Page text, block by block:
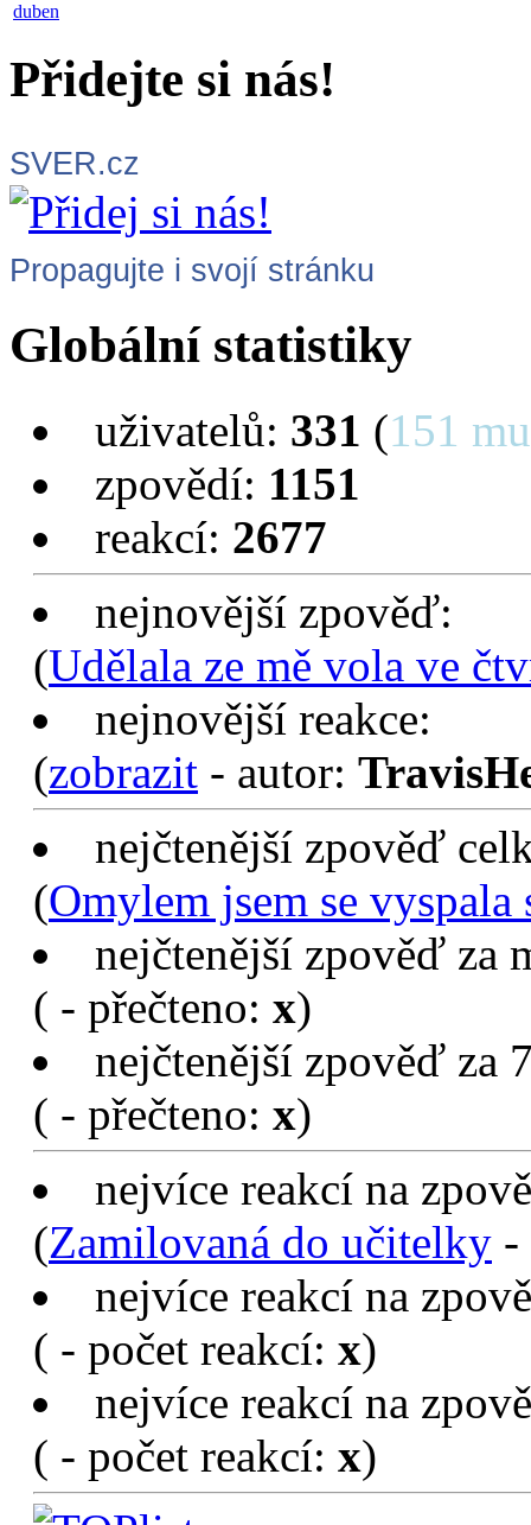
duben
Přidejte si nás!
SVER.cz
Propagujte i svojí stránku
Globální statistiky
uživatelů: 331 (151
zpovědí: 1151
reakcí: 2677
nejnovější zpověď:
(Udělala ze mě vola ve
nejnovější reakce:
(zobrazit - autor:
nejčtenější zpověď
(Omylem jsem se vyspala
nejčtenější zpověď za
( - přečteno: x)
nejčtenější zpověď za
( - přečteno: x)
nejvíce reakcí na
(Zamilovaná do učitelky -
nejvíce reakcí na
( - počet reakcí: x)
nejvíce reakcí na
( - počet reakcí: x)